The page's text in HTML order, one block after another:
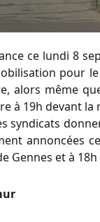
ce lundi 8
pour
alors même
à 19h devant
syndicats
annoncées
et à 18h